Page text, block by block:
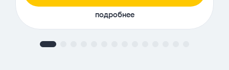
подробнее